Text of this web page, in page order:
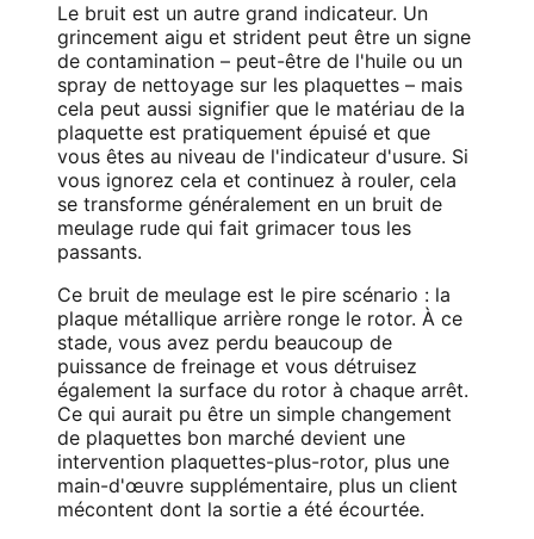
Le bruit est un autre grand indicateur. Un
grincement aigu et strident peut être un signe
de contamination – peut-être de l'huile ou un
spray de nettoyage sur les plaquettes – mais
cela peut aussi signifier que le matériau de la
plaquette est pratiquement épuisé et que
vous êtes au niveau de l'indicateur d'usure. Si
vous ignorez cela et continuez à rouler, cela
se transforme généralement en un bruit de
meulage rude qui fait grimacer tous les
passants.
Ce bruit de meulage est le pire scénario : la
plaque métallique arrière ronge le rotor. À ce
stade, vous avez perdu beaucoup de
puissance de freinage et vous détruisez
également la surface du rotor à chaque arrêt.
Ce qui aurait pu être un simple changement
de plaquettes bon marché devient une
intervention plaquettes-plus-rotor, plus une
main-d'œuvre supplémentaire, plus un client
mécontent dont la sortie a été écourtée.